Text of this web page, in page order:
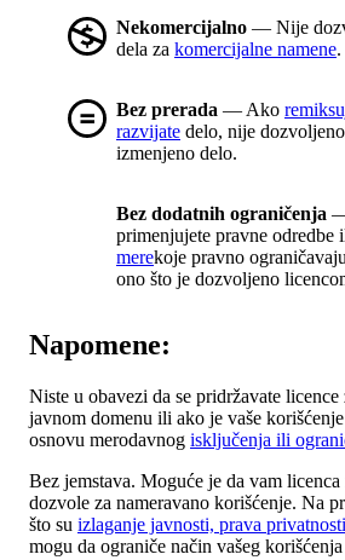
Nekomercijalno — Nije
dela za komercijalne namene.
Bez prerada — Ako
razvijate delo, nije
izmenjeno delo.
Bez dodatnih ograničenja —
primenjujete pravne odredbe
merekoje pravno
ono što je dozvoljeno
Napomene:
Niste u obavezi da se pridržavate licence
javnom domenu ili ako je vaše
osnovu merodavnog isključenja ili
Bez jemstava. Moguće je da vam licenca
dozvole za nameravano korišćenje. Na
što su izlaganje javnosti, prava
mogu da ograniče način vašeg korišćenja